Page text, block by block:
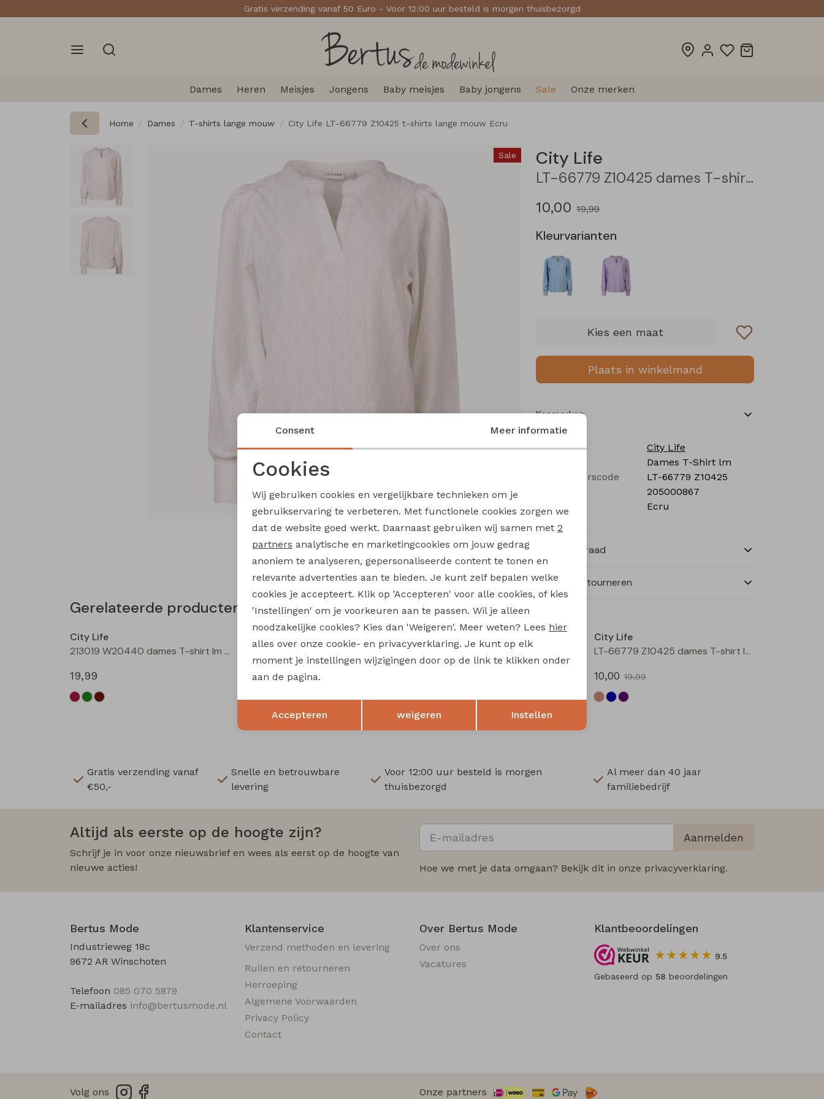
Gratis verzending vanaf 50 Euro - Voor 12:00 uur besteld is morgen thuisbezorgd
Dames Heren Meisjes Jongens Baby meisjes Baby jongens Sale Onze merken
Home Dames T-shirts lange mouw City Life LT-66779 Z10425 t-shirts lange mouw Ecru
Sale City Life
LT-66779 Z10425 dames T-shirt lm Ecru
10,00 19,99
Kleurvarianten
Kies een maat
Plaats in winkelmand
Kenmerken
Merk
City Life
Dames T-Shirt lm
Leverancierscode
LT-66779 Z10425
205000867
Kleur
Ecru
Winkelvoorraad
Ruilen en retourneren
Gerelateerde producten
Nieuw
City Life
213019 W20440 dames T-shirt lm Bordeaux
19,99
Nieuw
213019 W20440 dames T-shirt lm Moss
19,99
City Life
City Life
LT-66779 Z10425 dames T-shirt lm Blauw licht
10,00 19,99
Gratis verzending vanaf
€50,-
Snelle en betrouwbare
levering
Voor 12:00 uur besteld is morgen
thuisbezorgd
Al meer dan 40 jaar
familiebedrijf
Altijd als eerste op de hoogte zijn?
Schrijf je in voor onze nieuwsbrief en wees als eerst op de hoogte van
nieuwe acties!
Aanmelden
Hoe we met je data omgaan? Bekijk dit in onze privacyverklaring.
Bertus Mode
Industrieweg 18c
9672 AR Winschoten
Telefoon 085 070 5879
E-mailadres info@bertusmode.nl
Klantenservice
Verzend methoden en levering
Ruilen en retourneren
Herroeping
Algemene Voorwaarden
Privacy Policy
Contact
Over Bertus Mode
Over ons
Vacatures
Klantbeoordelingen
9.5
Gebaseerd op 58 beoordelingen
Volg ons Onze partners
Noodzakelijke cookies
Analytische cookies Marketing cookies
Terug Opslaan
Consent Meer informatie
Cookies
Wij gebruiken cookies en vergelijkbare technieken om je
gebruikservaring te verbeteren. Met functionele cookies zorgen we
dat de website goed werkt. Daarnaast gebruiken wij samen met 2
partners analytische en marketingcookies om jouw gedrag
anoniem te analyseren, gepersonaliseerde content te tonen en
relevante advertenties aan te bieden. Je kunt zelf bepalen welke
cookies je accepteert. Klik op 'Accepteren' voor alle cookies, of kies
'Instellingen' om je voorkeuren aan te passen. Wil je alleen
noodzakelijke cookies? Kies dan 'Weigeren'. Meer weten? Lees hier
alles over onze cookie- en privacyverklaring. Je kunt op elk
moment je instellingen wijzigingen door op de link te klikken onder
aan de pagina.
Accepteren weigeren Instellen